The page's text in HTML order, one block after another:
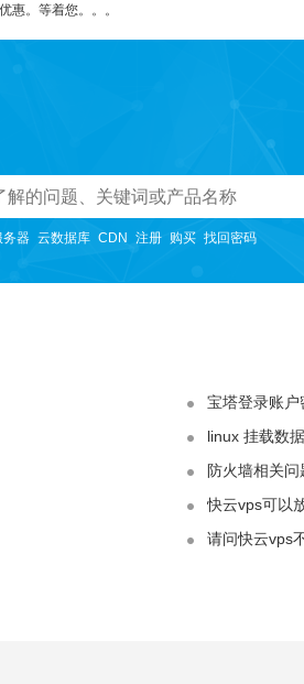
惠。等着您。。。
期网站使用。
主机
，适用于图片等静态资源较多的网站。
系统（不提供远程登录），独立IP、独立CPU、独
务器 云数据库 CDN 注册 购买 找回密码
宝塔登录账户
linux 挂载数
防火墙相关问
快云vps可以
请问快云vps